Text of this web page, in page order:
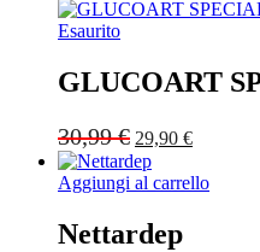
Esaurito
GLUCOART
30,99€ Original
price
was:
30,99 €.
29,90 €Current
price
is:
29,90 €.
Aggiungi al carrello
Nettardep